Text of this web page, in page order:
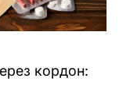
кордон: